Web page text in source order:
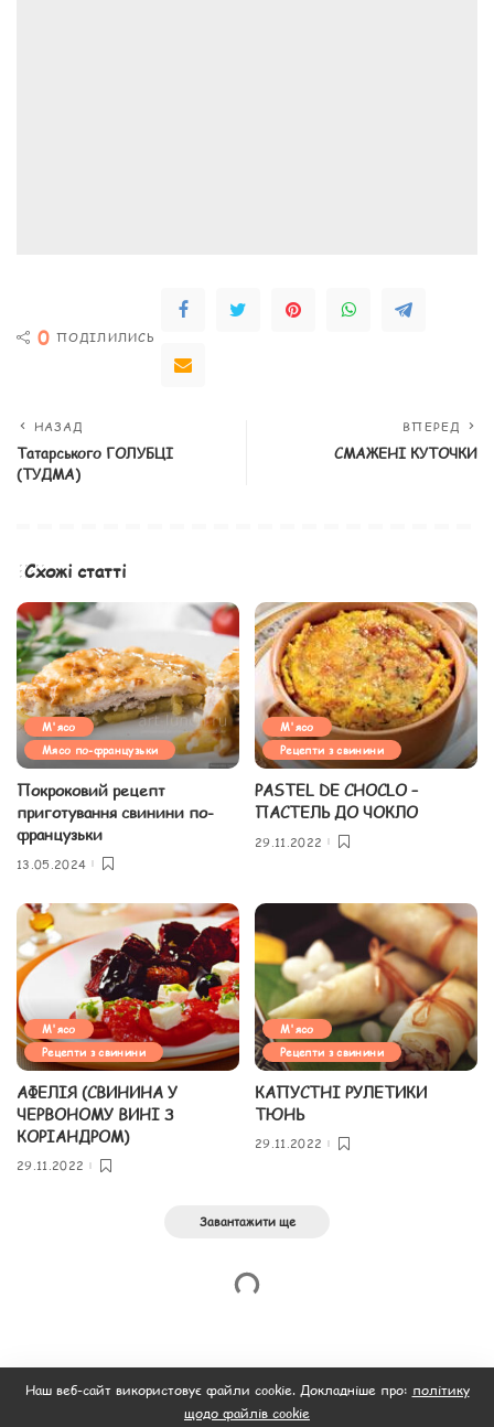
0 ПОДІЛИЛИСЬ
НАЗАД
Татарського ГОЛУБЦІ
(ТУДМА)
ВПЕРЕД
СМАЖЕНІ КУТОЧКИ
Схожі статті
М'ясо
Мясо по-французьки
Покроковий рецепт
приготування свинини по-
французьки
13.05.2024
М'ясо
Рецепти з свинини
PASTEL DE CHOCLO –
ПАСТЕЛЬ ДО ЧОКЛО
29.11.2022
М'ясо
Рецепти з свинини
АФЕЛІЯ (СВИНИНА У
ЧЕРВОНОМУ ВИНІ З
КОРІАНДРОМ)
29.11.2022
М'ясо
Рецепти з свинини
КАПУСТНІ РУЛЕТИКИ
ТЮНЬ
29.11.2022
Завантажити ще
Наш веб-сайт використовує файли cookie. Докладніше про: політику
щодо файлів cookie